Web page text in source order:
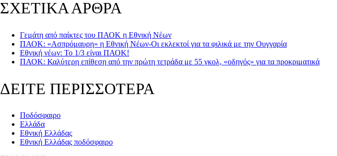
ΣΧΕΤΙΚΑ ΑΡΘΡΑ
Γεμάτη από παίκτες του ΠΑΟΚ η Εθνική Νέων
ΠΑΟΚ: «Ασπρόμαυρη» η Εθνική Νέων-Οι εκλεκτοί για τα φιλικά με την Ουγγαρία
Εθνική νέων: To 1/3 είναι ΠΑΟΚ!
ΠΑΟΚ: Καλύτερη επίθεση από την πρώτη τετράδα με 55 γκολ, «οδηγός» για τα προκριματικά
ΔΕΙΤΕ ΠΕΡΙΣΣΟΤΕΡΑ
Ποδόσφαιρο
Ελλάδα
Εθνική Ελλάδας
Εθνική Ελλάδας ποδόσφαιρο